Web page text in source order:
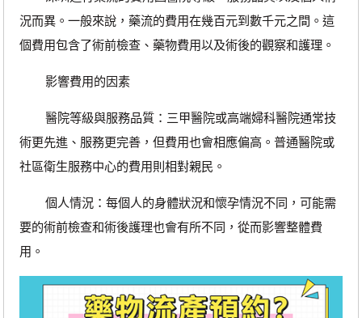
況而異。一般來說，藥流的費用在幾百元到數千元之間。這
個費用包含了術前檢查、藥物費用以及術後的觀察和護理。
影響費用的因素
醫院等級與服務品質：三甲醫院或高端婦科醫院通常技
術更先進、服務更完善，但費用也會相應偏高。普通醫院或
社區衛生服務中心的費用則相對親民。
個人情況：每個人的身體狀況和懷孕情況不同，可能需
要的術前檢查和術後護理也會有所不同，從而影響整體費
用。